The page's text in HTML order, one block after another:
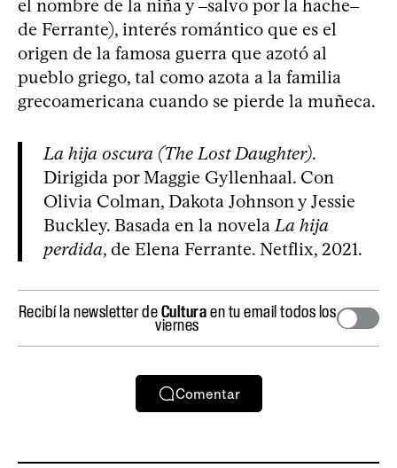
el nombre de la niña y ‒salvo por la hache‒
de Ferrante), interés romántico que es el
origen de la famosa guerra que azotó al
pueblo griego, tal como azota a la familia
grecoamericana cuando se pierde la muñeca.
La hija oscura (The Lost Daughter).
Dirigida por Maggie Gyllenhaal. Con
Olivia Colman, Dakota Johnson y Jessie
Buckley. Basada en la novelaLa hija
perdida, de Elena Ferrante. Netflix, 2021.
Recibí la newsletter deCulturaen tu email todos los
viernes
Comentar